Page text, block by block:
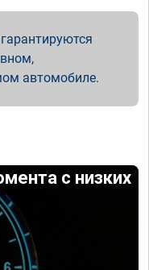
автомобиле.
с низких